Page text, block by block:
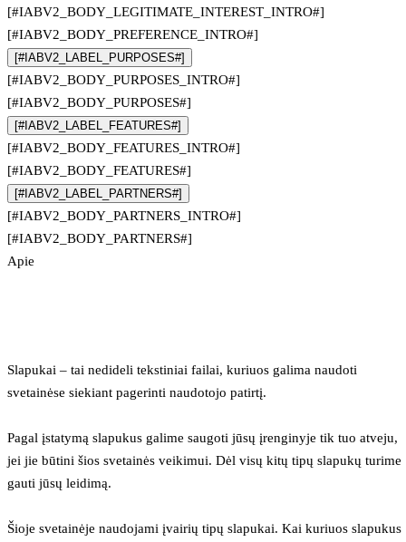
[#IABV2_BODY_LEGITIMATE_INTEREST_INTRO#]
[#IABV2_BODY_PREFERENCE_INTRO#]
[#IABV2_LABEL_PURPOSES#]
[#IABV2_BODY_PURPOSES_INTRO#]
[#IABV2_BODY_PURPOSES#]
[#IABV2_LABEL_FEATURES#]
[#IABV2_BODY_FEATURES_INTRO#]
[#IABV2_BODY_FEATURES#]
[#IABV2_LABEL_PARTNERS#]
[#IABV2_BODY_PARTNERS_INTRO#]
[#IABV2_BODY_PARTNERS#]
Apie
Slapukai – tai nedideli tekstiniai failai, kuriuos galima naudoti
svetainėse siekiant pagerinti naudotojo patirtį.
Pagal įstatymą slapukus galime saugoti jūsų įrenginyje tik tuo atveju,
jei jie būtini šios svetainės veikimui. Dėl visų kitų tipų slapukų turime
gauti jūsų leidimą.
Šioje svetainėje naudojami įvairių tipų slapukai. Kai kuriuos slapukus